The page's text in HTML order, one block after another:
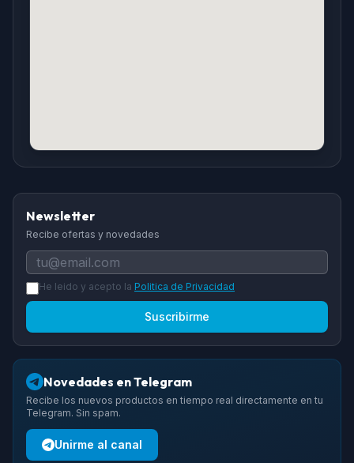
Newsletter
Recibe ofertas y novedades
He leido y acepto la Politica de Privacidad
Suscribirme
Novedades en Telegram
Recibe los nuevos productos en tiempo real directamente en tu
Telegram. Sin spam.
Unirme al canal